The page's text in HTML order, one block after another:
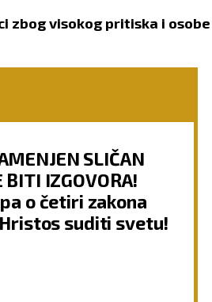
zbog visokog pritiska i osobe
SLIČAN
BITI IZGOVORA!
o četiri zakona
suditi svetu!